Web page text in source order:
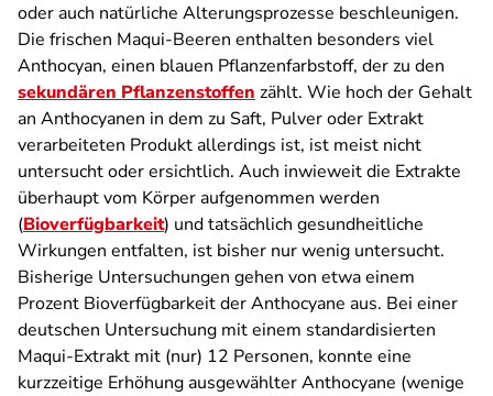
oder auch natürliche Alterungsprozesse beschleunigen.
Die frischen Maqui-Beeren enthalten besonders viel
Anthocyan, einen blauen Pflanzenfarbstoff, der zu den
sekundären Pflanzenstoffen zählt. Wie hoch der Gehalt
an Anthocyanen in dem zu Saft, Pulver oder Extrakt
verarbeiteten Produkt allerdings ist, ist meist nicht
untersucht oder ersichtlich. Auch inwieweit die Extrakte
überhaupt vom Körper aufgenommen werden
(Bioverfügbarkeit) und tatsächlich gesundheitliche
Wirkungen entfalten, ist bisher nur wenig untersucht.
Bisherige Untersuchungen gehen von etwa einem
Prozent Bioverfügbarkeit der Anthocyane aus. Bei einer
deutschen Untersuchung mit einem standardisierten
Maqui-Extrakt mit (nur) 12 Personen, konnte eine
kurzzeitige Erhöhung ausgewählter Anthocyane (wenige